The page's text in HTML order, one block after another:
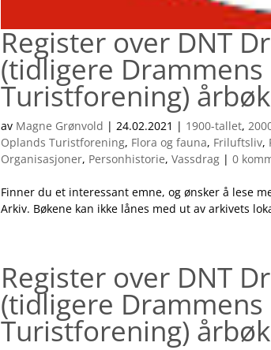
Register over DNT
(tidligere Drammens
Turistforening)
av Magne Grønvold | 24.02.2021 | 1900-tallet,
Oplands Turistforening, Flora og fauna, Friluftsliv,
Organisasjoner, Personhistorie,Vassdrag |0
Finner du et interessant emne, og ønsker å lese
Arkiv. Bøkene kan ikke lånes med ut av arkivets
Register over DNT
(tidligere Drammens
Turistforening)